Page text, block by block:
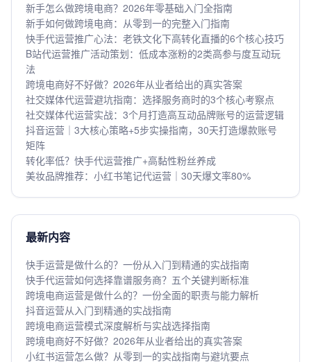
新手怎么做跨境电商？2026年零基础入门全指南
新手如何做跨境电商：从零到一的完整入门指南
快手代运营推广心法：老铁文化下高转化直播的6个核心技巧
B站代运营推广活动策划：低成本涨粉的2类高参与度互动玩
法
跨境电商好不好做？2026年从业者给出的真实答案
社交媒体代运营避坑指南：选择服务商时的3个核心考察点
社交媒体代运营实战：3个月打造高互动品牌账号的运营逻辑
抖音运营｜3大核心策略+5步实操指南，30天打造爆款账号
矩阵
转化率低？快手代运营推广+高黏性粉丝养成
美妆品牌推荐：小红书笔记代运营｜30天爆文率80%
最新内容
快手运营是做什么的？一份从入门到精通的实战指南
快手代运营如何选择靠谱服务商？五个关键判断标准
跨境电商运营是做什么的？一份全面的职责与能力解析
抖音运营从入门到精通的实战指南
跨境电商运营模式深度解析与实战选择指南
跨境电商好不好做？2026年从业者给出的真实答案
小红书运营怎么做？从零到一的实战指南与避坑要点